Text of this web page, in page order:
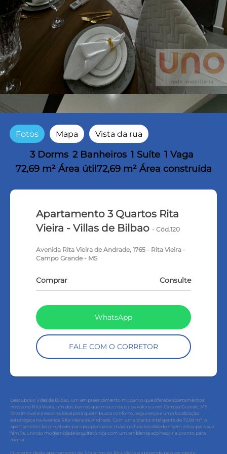
Fotos Mapa Vista da rua
3 Dorms 2 Banheiros 1 Suíte 1 Vaga
72,69 m² Área útil 72,69 m² Área construída
Apartamento 3 Quartos Rita
Vieira - Villas de Bilbao- Cód.120
Avenida Rita Vieira de Andrade, 1765 - Rita Vieira -
Campo Grande - MS
Comprar Consulte
WhatsApp
FALE COM O CORRETOR
Descubra o Villas de Bilbao, um empreendimento moderno que oferece apartamentos
novos no Rita Vieira, um dos bairros que mais cresce e se valoriza em Campo Grande, MS.
Este imóvel é a escolha ideal para quem busca conforto, segurança e uma localização
estratégica na Avenida Rita Vieira de Andrade. Com uma planta inteligente de 72,69 m², o
apartamento foi projetado para proporcionar máxima funcionalidade e bem-estar para sua
família, unindo modernidade arquitetônica com um ambiente acolhedor e pronto para
morar.
O interior deste apartamento de 3 quartos no Rita Vieira surpreende pelo excelente